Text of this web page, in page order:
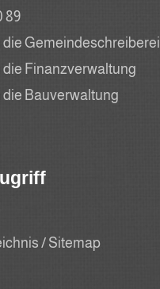
89
die Gemeindeschreiberei
die Finanzverwaltung
die Bauverwaltung
/ Sitemap